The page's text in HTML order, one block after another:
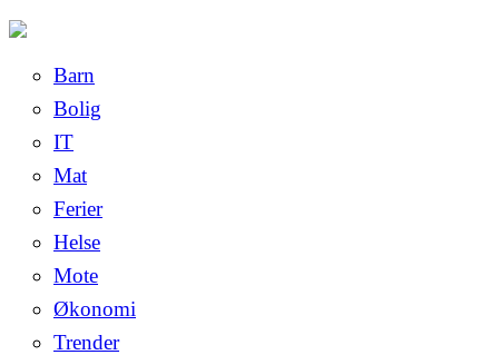
Barn
Bolig
IT
Mat
Ferier
Helse
Mote
Økonomi
Trender